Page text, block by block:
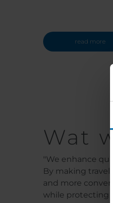
read more
Wat
"We enhance
By making travel
and more
while protecting